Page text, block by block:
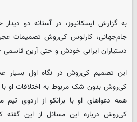
به گزارش ایسکانیـوز، در آستانه دو
جام‌جهانی، کارلوس کی‌روش تصمیمات
دستیاران ایرانی خودش و حتی آرین قاسمی
این تصمیم کی‌روش در نگاه اول بسیار
کی‌روش بدون شک مربوط به اختلافات او با
همه دعواهای او با برانکو از اردوی
کی‌روش درباره این مسائل از این گفته